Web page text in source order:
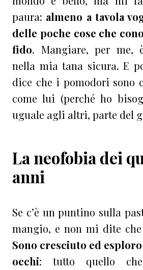
paura: almeno a tavola
delle poche cose che
fido. Mangiare, per me,
nella mia tana sicura. E
dice che i pomodori sono
come lui (perché ho
uguale agli altri, parte del
La neofobia dei
anni
Se c’è un puntino sulla
mangio, e non mi dite che
Sono cresciuto ed
occhi: tutto quello